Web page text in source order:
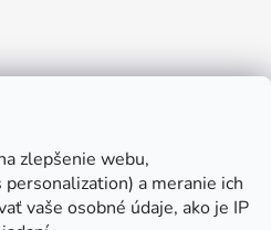
zlepšenie webu,
a meranie ich
vaše osobné údaje, ako je IP